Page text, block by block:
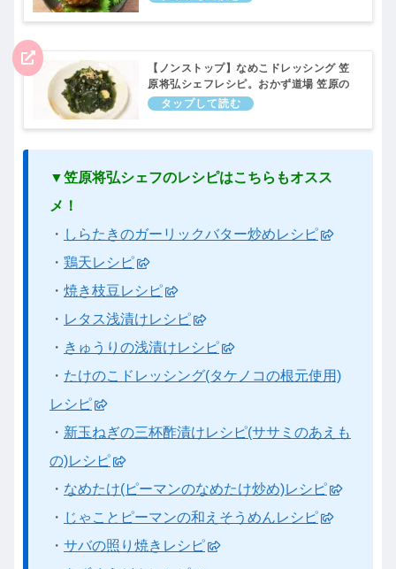
【ノンストップ】なめこドレッシング 笠
原将弘シェフレシピ。おかず道場 笠原の
眼｜10月31日
▼笠原将弘シェフのレシピはこちらもオスス
メ！
・ しらたきのガーリックバター炒めレシピ
・ 鶏天レシピ
・ 焼き枝豆レシピ
・ レタス浅漬けレシピ
・ きゅうりの浅漬けレシピ
・ たけのこドレッシング(タケノコの根元使用)
レシピ
・ 新玉ねぎの三杯酢漬けレシピ(ササミのあえも
の)レシピ
・ なめたけ(ピーマンのなめたけ炒め)レシピ
・ じゃことピーマンの和えそうめんレシピ
・ サバの照り焼きレシピ